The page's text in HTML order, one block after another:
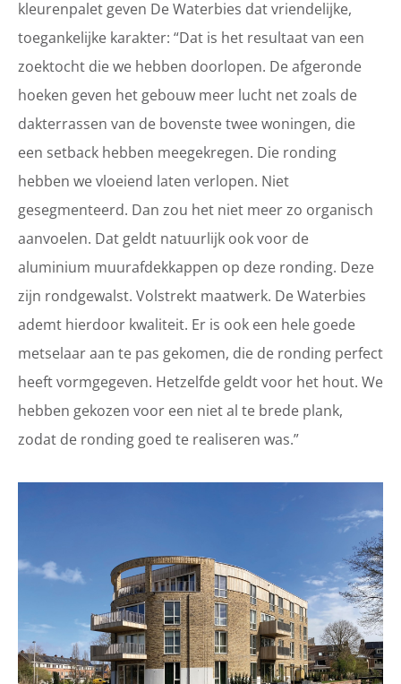
kleurenpalet geven De Waterbies dat vriendelijke,
toegankelijke karakter: “Dat is het resultaat van een
zoektocht die we hebben doorlopen. De afgeronde
hoeken geven het gebouw meer lucht net zoals de
dakterrassen van de bovenste twee woningen, die
een setback hebben meegekregen. Die ronding
hebben we vloeiend laten verlopen. Niet
gesegmenteerd. Dan zou het niet meer zo organisch
aanvoelen. Dat geldt natuurlijk ook voor de
aluminium muurafdekkappen op deze ronding. Deze
zijn rondgewalst. Volstrekt maatwerk. De Waterbies
ademt hierdoor kwaliteit. Er is ook een hele goede
metselaar aan te pas gekomen, die de ronding perfect
heeft vormgegeven. Hetzelfde geldt voor het hout. We
hebben gekozen voor een niet al te brede plank,
zodat de ronding goed te realiseren was.”